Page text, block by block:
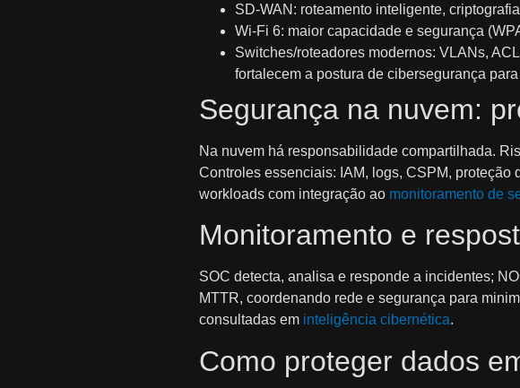
SD‑WAN: roteamento inteligente,
Wi‑Fi 6: maior capacidade e segurança
Switches/roteadores modernos: VLANs,
fortalecem a postura de cibersegurança
Segurança na nuvem:
Na nuvem há responsabilidade compartilhada.
Controles essenciais: IAM, logs, CSPM,
workloads com integração ao monitoramento de
Monitoramento e
SOC detecta, analisa e responde a incidentes;
MTTR, coordenando rede e segurança para
consultadas em inteligência cibernética.
Como proteger dados